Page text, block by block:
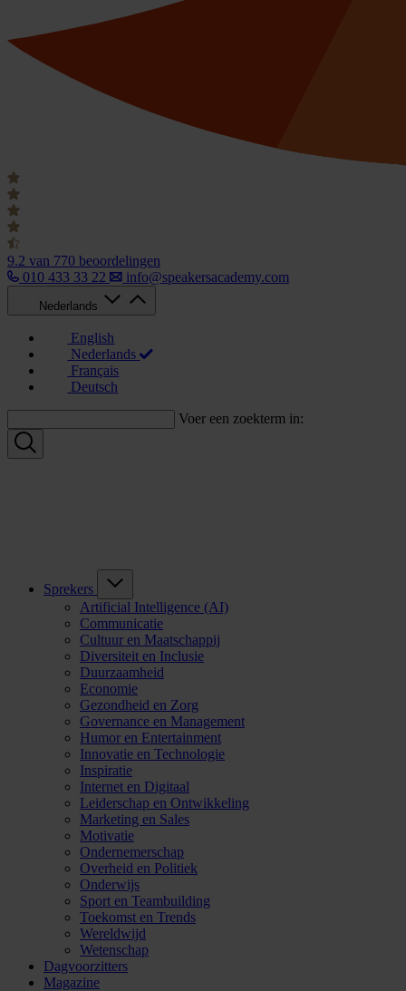
9.2 van 770 beoordelingen
010 433 33 22
info@speakersacademy.com
Nederlands
English
Nederlands
Français
Deutsch
Voer een zoekterm in:
Sprekers
Artificial Intelligence (AI)
Communicatie
Cultuur en Maatschappij
Diversiteit en Inclusie
Duurzaamheid
Economie
Gezondheid en Zorg
Governance en Management
Humor en Entertainment
Innovatie en Technologie
Inspiratie
Internet en Digitaal
Leiderschap en Ontwikkeling
Marketing en Sales
Motivatie
Ondernemerschap
Overheid en Politiek
Onderwijs
Sport en Teambuilding
Toekomst en Trends
Wereldwijd
Wetenschap
Dagvoorzitters
Magazine